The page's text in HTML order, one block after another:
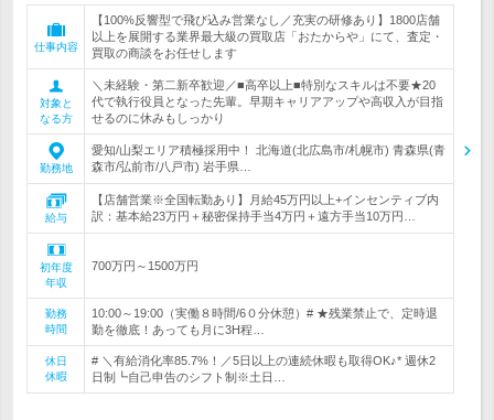
仕事内容
【100%反響型で飛び込み営業なし／充実の研修あり】1800店舗
以上を展開する業界最大級の買取店「おたからや」にて、査定・
買取の商談をお任せします
対象と
なる方
＼未経験・第二新卒歓迎／■高卒以上■特別なスキルは不要★20
代で執行役員となった先輩。早期キャリアアップや高収入が目指
せるのに休みもしっかり
勤務地
愛知/山梨エリア積極採用中！ 北海道(北広島市/札幌市) 青森県(青
森市/弘前市/八戸市) 岩手県…
給与
【店舗営業※全国転勤あり】月給45万円以上+インセンティブ内
訳：基本給23万円＋秘密保持手当4万円＋遠方手当10万円…
初年度
年収
700万円～1500万円
勤務
時間
10:00～19:00（実働８時間/6０分休憩）# ★残業禁止で、定時退
勤を徹底！あっても月に3H程…
休日
休暇
# ＼有給消化率85.7%！／5日以上の連続休暇も取得OK♪* 週休2
日制┗自己申告のシフト制※土日…